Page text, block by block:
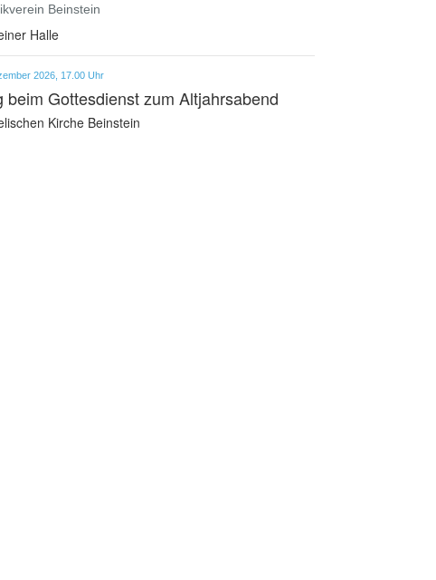
Beinstein
Halle
2026, 17.00 Uhr
beim Gottesdienst zum Altjahrsabend
Kirche Beinstein